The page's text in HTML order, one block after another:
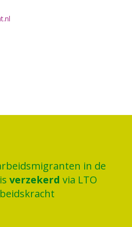
in de
verzekerd via LTO